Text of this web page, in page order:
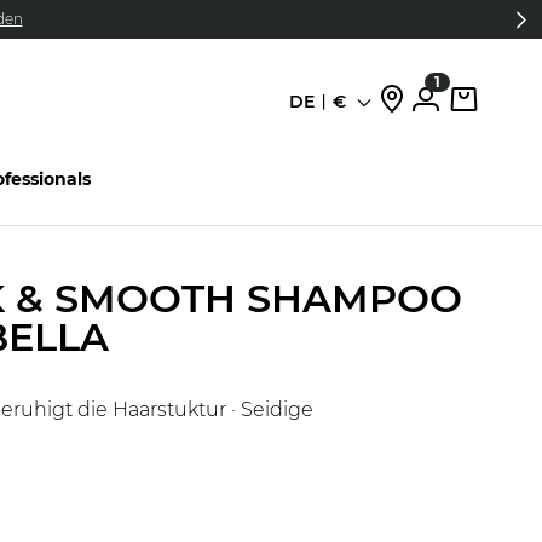
Sprache
DE €
1
& SMOOTH SHAMPOO
die Haarstuktur · Seidige